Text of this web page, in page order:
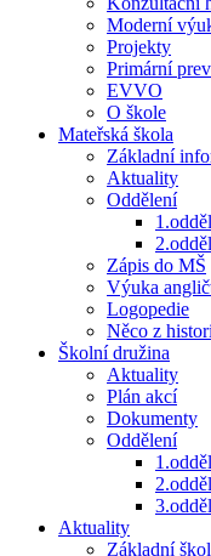
Moderní
Projekty
Primární
EVVO
O škole
Mateřská škola
Základní
Aktuality
Oddělení
Zápis do MŠ
Výuka
Logopedie
Něco z
Školní družina
Aktuality
Plán akcí
Dokumenty
Oddělení
Aktuality
Základní